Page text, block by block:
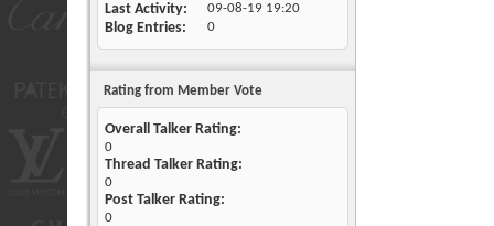
Last Activity 09-08-19 19:20
Blog Entries 0
Rating from Member Vote
Overall Talker Rating:
0
Thread Talker Rating:
0
Post Talker Rating:
0